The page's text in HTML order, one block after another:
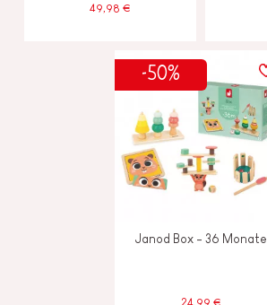
49,98 €
-50%
Janod Box - 36 Monate
24,99 €